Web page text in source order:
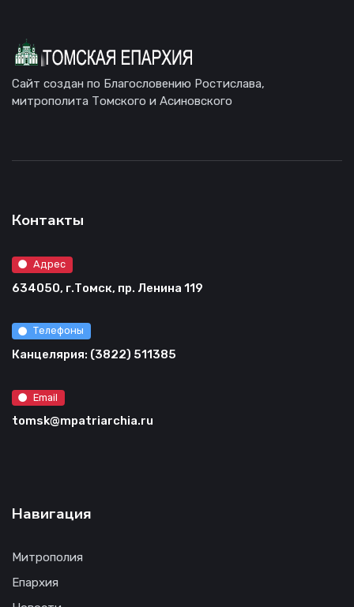
Сайт создан по Благословению Ростислава,
митрополита Томского и Асиновского
Контакты
Адрес
634050, г.Томск, пр. Ленина 119
Телефоны
Канцелярия: (3822) 511385
Email
tomsk@mpatriarchia.ru
Навигация
Митрополия
Епархия